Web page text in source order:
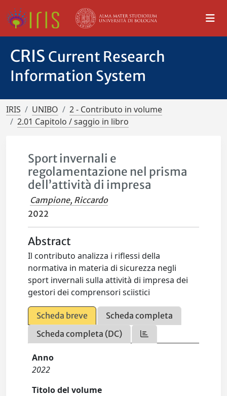
CRIS Current Research
Information System
IRIS UNIBO
2 - Contributo in volume
2.01 Capitolo / saggio in libro
Sport invernali e
regolamentazione nel prisma
dell’attività di impresa
Campione, Riccardo
2022
Abstract
Il contributo analizza i riflessi della
normativa in materia di sicurezza negli
sport invernali sulla attività di impresa dei
gestori dei comprensori sciistici
Scheda breve
Scheda completa
Scheda completa (DC)
Anno
2022
Titolo del volume